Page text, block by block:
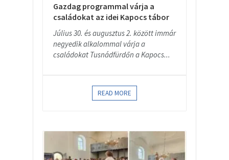
Gazdag programmal várja a
családokat az idei Kapocs tábor
Július 30. és augusztus 2. között immár
negyedik alkalommal várja a
családokat Tusnádfürdőn a Kapocs...
READ MORE